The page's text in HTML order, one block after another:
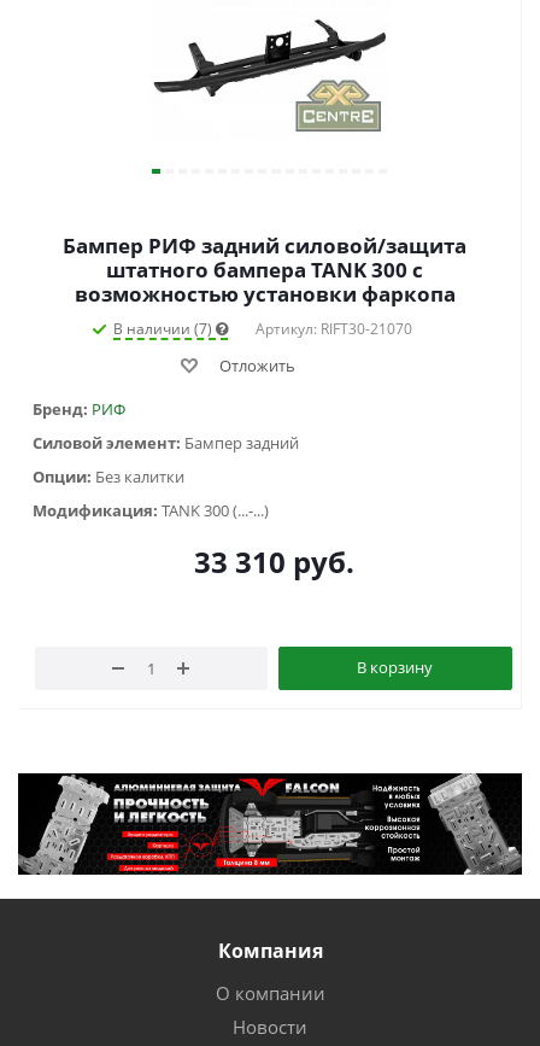
Бампер РИФ задний силовой/защита
штатного бампера TANK 300 с
возможностью установки фаркопа
В наличии (7) Артикул: RIFT30-21070
Отложить
Бренд: РИФ
Силовой элемент: Бампер задний
Опции: Без калитки
Модификация: TANK 300 (...-...)
33 310 руб.
В корзину
Компания
О компании
Новости